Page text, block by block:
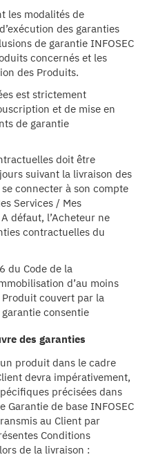
les modalités de
des garanties
de garantie INFOSEC
concernés et les
des Produits.
est strictement
et de mise en
de garantie
doit être
suivant la livraison des
connecter à son compte
Services / Mes
défaut, l’Acheteur ne
contractuelles du
du Code de la
d’au moins
couvert par la
consentie
des garanties
produit dans le cadre
devra impérativement,
précisées dans
Garantie de base INFOSEC
au Client par
Conditions
de la livraison :